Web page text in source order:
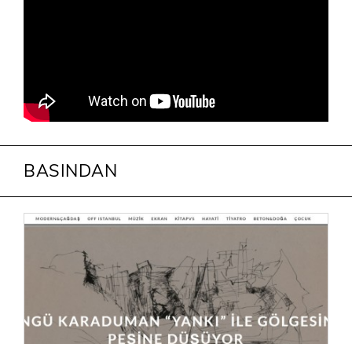
BASINDAN